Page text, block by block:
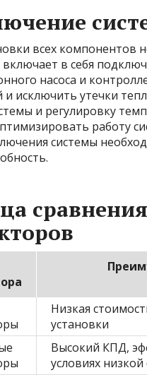
всех компонентов
включает в себя
насоса и
и исключить утечки
и регулировку
работу
системы
Низкая
установки
Высокий КПД,
условиях